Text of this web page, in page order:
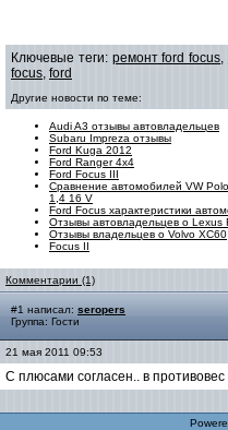
Ключевые теги: ремонт ford focus,
focus, ford
Другие новости по теме:
Audi A3 отзывы автовладельцев
Subaru Impreza отзывы
Ford Kuga 2012
Ford Ranger 4x4
Ford Focus III
Сравнение автомобилей VW
1,4 16 V
Ford Focus характеристики
Отзывы автовладельцев о Lexus
Отзывы владельцев о Volvo XC60
Focus II
Комментарии (1)
#1 написал: seropers
Группа: Гости
21 мая 2011 09:53
С плюсами согласен.. в